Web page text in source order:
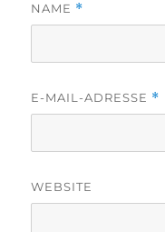
NAME *
E-MAIL-ADRESSE *
WEBSITE